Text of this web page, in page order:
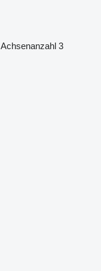
Achsenanzahl 3